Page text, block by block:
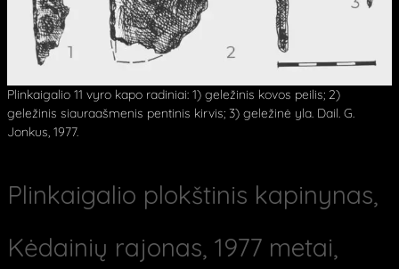
Plinkaigalio 11 vyro kapo radiniai: 1) geležinis kovos peilis; 2)
geležinis siauraašmenis pentinis kirvis; 3) geležinė yla. Dail. G.
Jonkus, 1977.
Plinkaigalio plokštinis kapinynas,
Kėdainių rajonas, 1977 metai,